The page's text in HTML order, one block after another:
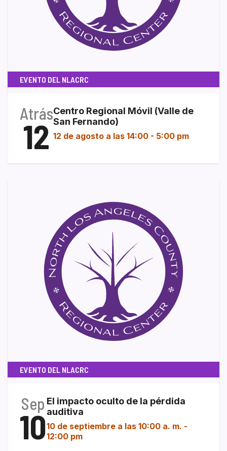
EVENTO DEL NLACRC
Atrás
12
Centro Regional Móvil (Valle de
San Fernando)
12 de agosto a las 14:00 - 5:00 pm
EVENTO DEL NLACRC
Sep
10
El impacto oculto de la pérdida
auditiva
10 de septiembre a las 10:00 a. m. -
12:00 pm